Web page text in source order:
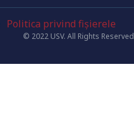
Politica privind fișierele
© 2022 USV. All Rights Reserved